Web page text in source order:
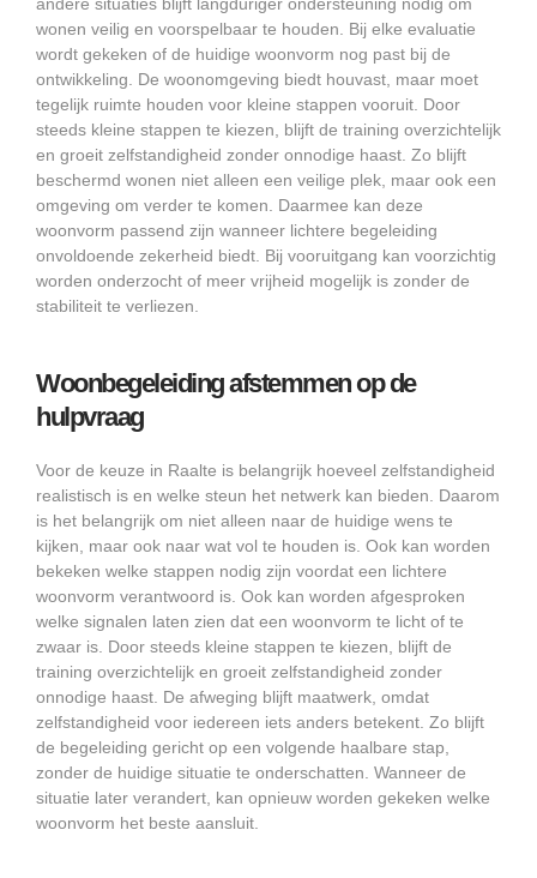
andere situaties blijft langduriger ondersteuning nodig om
wonen veilig en voorspelbaar te houden. Bij elke evaluatie
wordt gekeken of de huidige woonvorm nog past bij de
ontwikkeling. De woonomgeving biedt houvast, maar moet
tegelijk ruimte houden voor kleine stappen vooruit. Door
steeds kleine stappen te kiezen, blijft de training overzichtelijk
en groeit zelfstandigheid zonder onnodige haast. Zo blijft
beschermd wonen niet alleen een veilige plek, maar ook een
omgeving om verder te komen. Daarmee kan deze
woonvorm passend zijn wanneer lichtere begeleiding
onvoldoende zekerheid biedt. Bij vooruitgang kan voorzichtig
worden onderzocht of meer vrijheid mogelijk is zonder de
stabiliteit te verliezen.
Woonbegeleiding afstemmen op de
hulpvraag
Voor de keuze in Raalte is belangrijk hoeveel zelfstandigheid
realistisch is en welke steun het netwerk kan bieden. Daarom
is het belangrijk om niet alleen naar de huidige wens te
kijken, maar ook naar wat vol te houden is. Ook kan worden
bekeken welke stappen nodig zijn voordat een lichtere
woonvorm verantwoord is. Ook kan worden afgesproken
welke signalen laten zien dat een woonvorm te licht of te
zwaar is. Door steeds kleine stappen te kiezen, blijft de
training overzichtelijk en groeit zelfstandigheid zonder
onnodige haast. De afweging blijft maatwerk, omdat
zelfstandigheid voor iedereen iets anders betekent. Zo blijft
de begeleiding gericht op een volgende haalbare stap,
zonder de huidige situatie te onderschatten. Wanneer de
situatie later verandert, kan opnieuw worden gekeken welke
woonvorm het beste aansluit.